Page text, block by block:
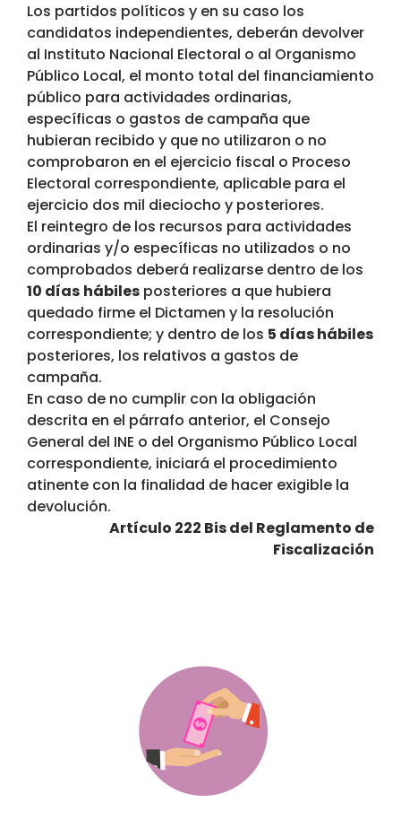
Los partidos políticos y en su caso los
candidatos independientes, deberán devolver
al Insti­tuto Nacional Electoral o al Organismo
Público Local, el monto total del financiamiento
público para actividades ordinarias,
específicas o gastos de campaña que
hubieran recibido y que no utilizaron o no
comprobaron en el ejercicio fiscal o Proceso
Electoral correspondiente, aplicable para el
ejercicio dos mil dieciocho y posteriores.
El reintegro de los recursos para actividades
ordinarias y/o específicas no utilizados o no
comprobados deberá realizarse dentro de los
10 días hábiles posteriores a que hubiera
quedado firme el Dictamen y la resolu­ción
correspondiente; y dentro de los 5 días hábiles
posteriores, los relativos a gastos de
campaña.
En caso de no cumplir con la obligación
descrita en el párrafo anterior, el Con­sejo
General del INE o del Organismo Público Local
correspondiente, iniciará el procedimiento
atinente con la finalidad de hacer exigible la
devolución.
Artículo 222 Bis del Reglamento de
Fiscalización